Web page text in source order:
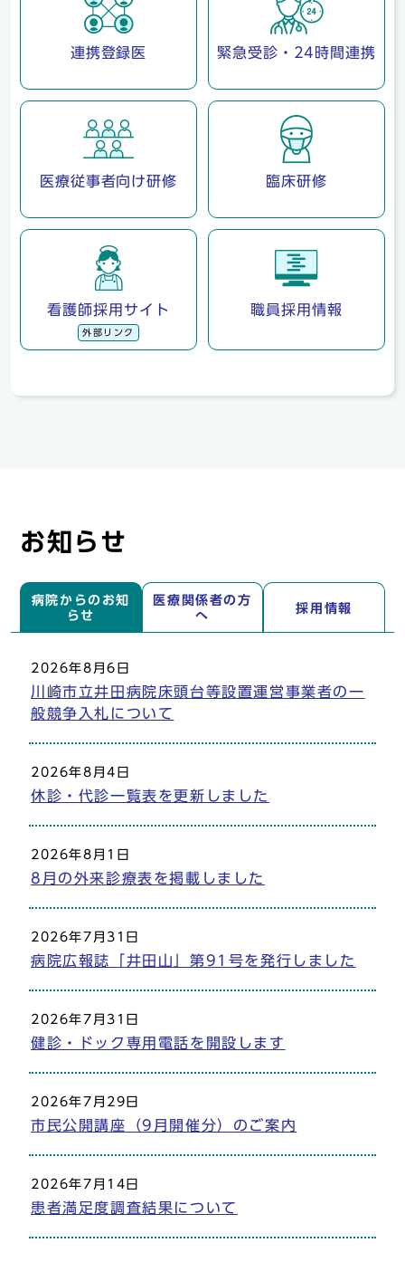
連携登録医 緊急受診・24時間連携
医療従事者向け研修 臨床研修
看護師採用サイト
外部リンク
職員採用情報
お知らせ
病院からのお知
らせ
医療関係者の方
へ
採用情報
病院からのお知らせ
2026年8月6日
川崎市立井田病院床頭台等設置運営事業者の一
般競争入札について
2026年8月4日
休診・代診一覧表を更新しました
2026年8月1日
8月の外来診療表を掲載しました
2026年7月31日
病院広報誌「井田山」第91号を発行しました
2026年7月31日
健診・ドック専用電話を開設します
2026年7月29日
市民公開講座（9月開催分）のご案内
2026年7月14日
患者満足度調査結果について